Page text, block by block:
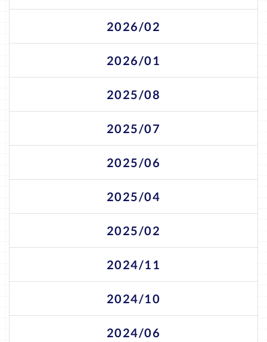
2026/02
2026/01
2025/08
2025/07
2025/06
2025/04
2025/02
2024/11
2024/10
2024/06